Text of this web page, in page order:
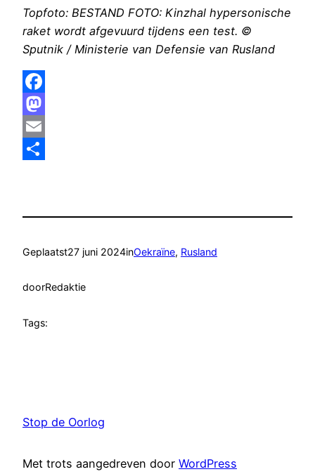
Topfoto: BESTAND FOTO: Kinzhal hypersonische
raket wordt afgevuurd tijdens een test. ©
Sputnik / Ministerie van Defensie van Rusland
Facebook
Mastodon
Email
Geplaatst27 juni 2024inOekraïne, Rusland
doorRedaktie
Tags:
Stop de Oorlog
Met trots aangedreven door WordPress